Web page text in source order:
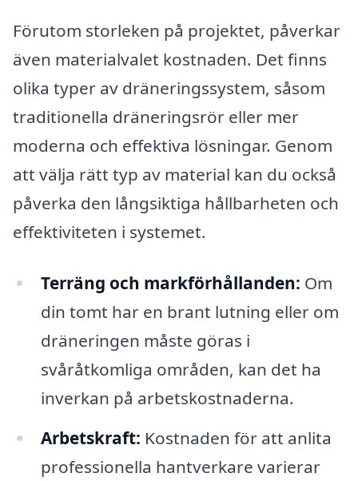
Förutom storleken på projektet, påverkar
även materialvalet kostnaden. Det finns
olika typer av dräneringssystem, såsom
traditionella dräneringsrör eller mer
moderna och effektiva lösningar. Genom
att välja rätt typ av material kan du också
påverka den långsiktiga hållbarheten och
effektiviteten i systemet.
Terräng och markförhållanden: Om
din tomt har en brant lutning eller om
dräneringen måste göras i
svåråtkomliga områden, kan det ha
inverkan på arbetskostnaderna.
Arbetskraft: Kostnaden för att anlita
professionella hantverkare varierar